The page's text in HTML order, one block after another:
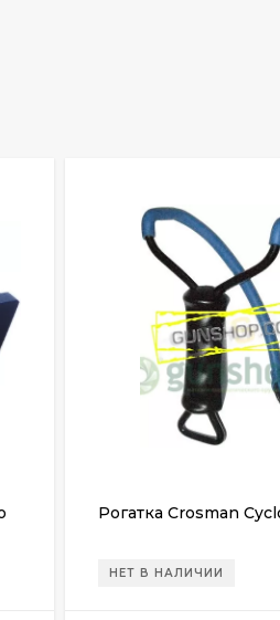
Рогатка Crosman
НЕТ В НАЛИЧИИ